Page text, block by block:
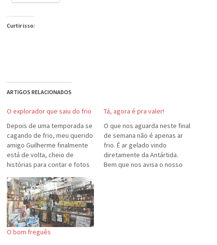
Curtir isso:
ARTIGOS RELACIONADOS
O explorador que saiu do frio
Depois de uma temporada se
cagando de frio, meu querido
amigo Guilherme finalmente
está de volta, cheio de
histórias para contar e fotos
participou da Expedição
O'Higgins - El Calafate e
Perito Moreno, que visitou o
sul da Argentina. El Calafate é
o município localizado
próximo…
Tá, agora é pra valer!
O que nos aguarda neste final
de semana não é apenas ar
frio. É ar gelado vindo
diretamente da Antártida.
Bem que nos avisa o nosso
O bom freguês